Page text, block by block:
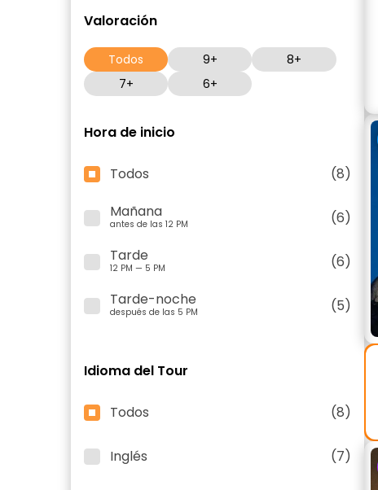
Valoración
Todos 9+
8+
7+
6+
Hora de inicio
Todos
(8)
Mañana
antes de las 12 PM
(6)
Tarde
12 PM — 5 PM
(6)
Tarde-noche
después de las 5 PM (5)
Idioma del Tour
Todos (8)
Inglés (7)